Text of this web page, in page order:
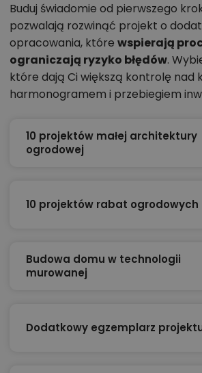
Buduj świadomie od pierwszego
pozwalają rozwinąć projekt o
opracowania, które wspierają
ograniczają ryzyko błędów.
które dają Ci większą kontrolę nad
harmonogramem i przebiegiem
10 projektów małej architektury
ogrodowej
10 projektów rabat ogrodowych
Budowa domu w technologii
murowanej
Dodatkowy egzemplarz